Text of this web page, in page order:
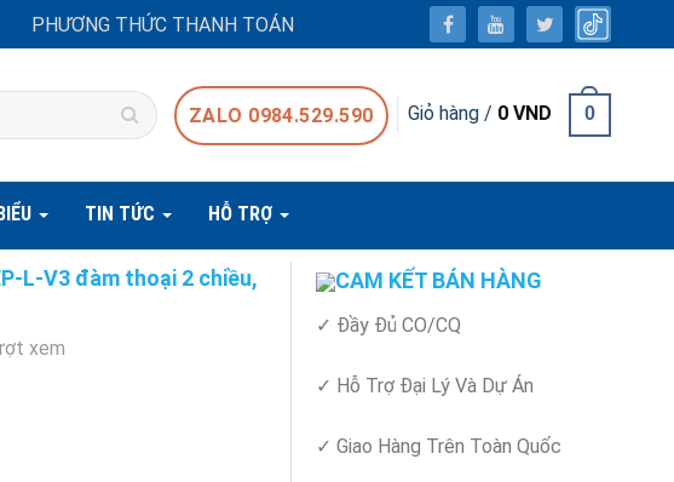
PHƯƠNG THỨC THANH TOÁN
ZALO 0984.529.590 Giỏ hàng / 0VND 0
TIN TỨC HỖ TRỢ
L-V3 đàm thoại 2 chiều,
xem
CAM KẾT BÁN HÀNG
✓ Đầy Đủ CO/CQ
✓ Hỗ Trợ Đại Lý Và Dự Án
✓ Giao Hàng Trên Toàn Quốc